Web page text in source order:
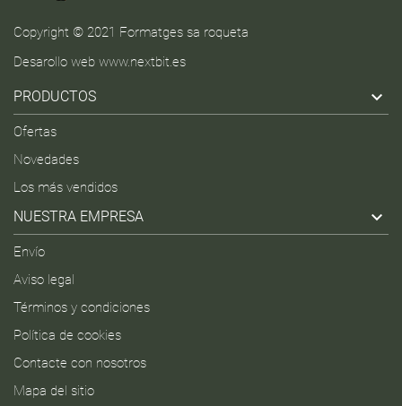
Copyright © 2021 Formatges sa roqueta
Desarollo web www.nextbit.es
PRODUCTOS 
Ofertas
Novedades
Los más vendidos
NUESTRA EMPRESA 
Envío
Aviso legal
Términos y condiciones
Política de cookies
Contacte con nosotros
Mapa del sitio